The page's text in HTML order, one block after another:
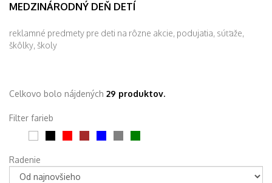
MEDZINÁRODNÝ DEŇ DETÍ
reklamné predmety pre deti na rôzne akcie, podujatia, súťaže,
škôlky, školy
Celkovo bolo nájdených 29 produktov.
Filter farieb
Radenie